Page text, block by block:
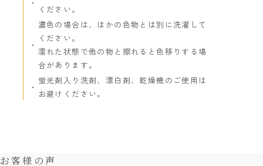
ください。
濃色の場合は、ほかの色物とは別に洗濯して
ください。
濡れた状態で他の物と擦れると色移りする場
合があります。
蛍光剤入り洗剤、漂白剤、乾燥機のご使用は
お避けください。
お客様の声